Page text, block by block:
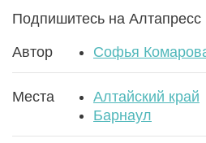
Подпишитесь на Алтапресс
Автор Софья
Места
Алтайский край
Барнаул